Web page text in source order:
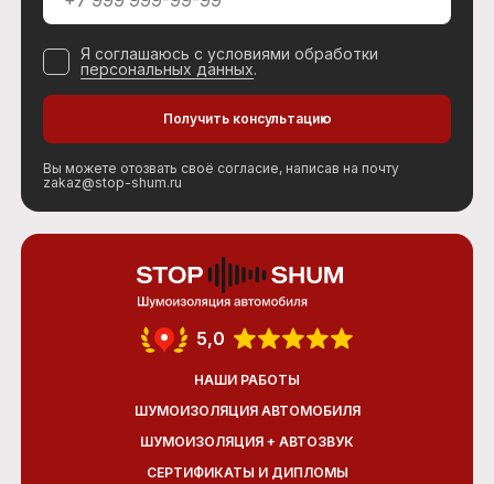
Я соглашаюсь с условиями обработки
персональных данных.
Вы можете отозвать своё согласие, написав на почту
zakaz@stop-shum.ru
5,0
НАШИ РАБОТЫ
ШУМОИЗОЛЯЦИЯ АВТОМОБИЛЯ
ШУМОИЗОЛЯЦИЯ + АВТОЗВУК
СЕРТИФИКАТЫ И ДИПЛОМЫ